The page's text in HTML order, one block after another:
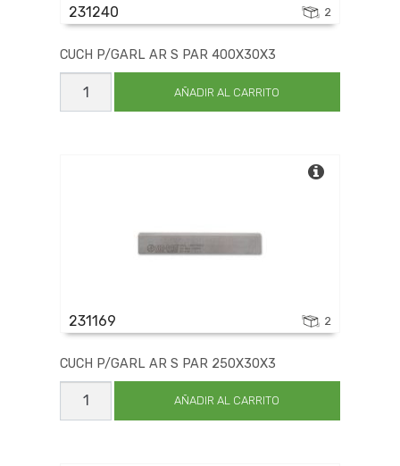
231240 2
CUCH P/GARL AR S PAR 400X30X3
CUCH
P/GARL
AR
AÑADIR AL CARRITO
231169 2
CUCH P/GARL AR S PAR 250X30X3
CUCH
P/GARL
AR
AÑADIR AL CARRITO